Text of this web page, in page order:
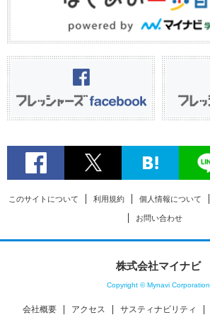
このサイトについて 利用規約 個人情報について
お問い合わせ
株式会社マイナビ
Copyright © Mynavi Corporation
会社概要 アクセス サスティナビリティ